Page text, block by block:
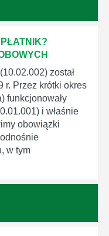
został
r. Przez krótki okres
funkcjonowały
i właśnie
obowiązki
w tym